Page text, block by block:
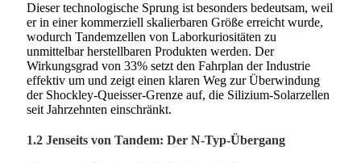
Dieser technologische Sprung ist besonders bedeutsam, weil
er in einer kommerziell skalierbaren Größe erreicht wurde,
wodurch Tandemzellen von Laborkuriositäten zu
unmittelbar herstellbaren Produkten werden. Der
Wirkungsgrad von 33% setzt den Fahrplan der Industrie
effektiv um und zeigt einen klaren Weg zur Überwindung
der Shockley-Queisser-Grenze auf, die Silizium-Solarzellen
seit Jahrzehnten einschränkt.
1.2 Jenseits von Tandem: Der N-Typ-Übergang